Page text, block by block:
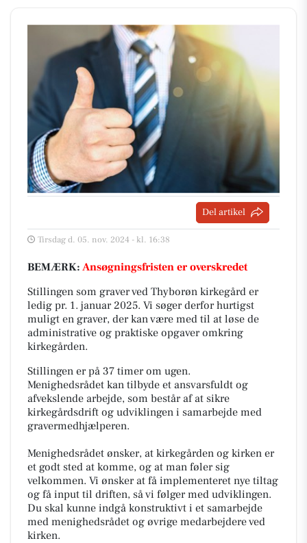
Del artikel
Tirsdag d. 05. nov. 2024 - kl. 16:38
BEMÆRK: Ansøgningsfristen er overskredet
Stillingen som graver ved Thyborøn kirkegård er
ledig pr. 1. januar 2025. Vi søger derfor hurtigst
muligt en graver, der kan være med til at løse de
administrative og praktiske opgaver omkring
kirkegården.
Stillingen er på 37 timer om ugen.
Menighedsrådet kan tilbyde et ansvarsfuldt og
afvekslende arbejde, som består af at sikre
kirkegårdsdrift og udviklingen i samarbejde med
gravermedhjælperen.
Menighedsrådet ønsker, at kirkegården og kirken er
et godt sted at komme, og at man føler sig
velkommen. Vi ønsker at få implementeret nye tiltag
og få input til driften, så vi følger med udviklingen.
Du skal kunne indgå konstruktivt i et samarbejde
med menighedsrådet og øvrige medarbejdere ved
kirken.